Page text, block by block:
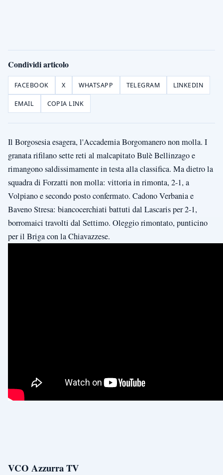
Condividi articolo
FACEBOOK X WHATSAPP TELEGRAM LINKEDIN
EMAIL COPIA LINK
Il Borgosesia esagera, l'Accademia Borgomanero non molla. I
granata rifilano sette reti al malcapitato Bulè Bellinzago e
rimangono saldissimamente in testa alla classifica. Ma dietro la
squadra di Forzatti non molla: vittoria in rimonta, 2-1, a
Volpiano e secondo posto confermato. Cadono Verbania e
Baveno Stresa: biancocerchiati battuti dal Lascaris per 2-1,
borromaici travolti dal Settimo. Oleggio rimontato, punticino
per il Briga con la Chiavazzese.
VCO Azzurra TV